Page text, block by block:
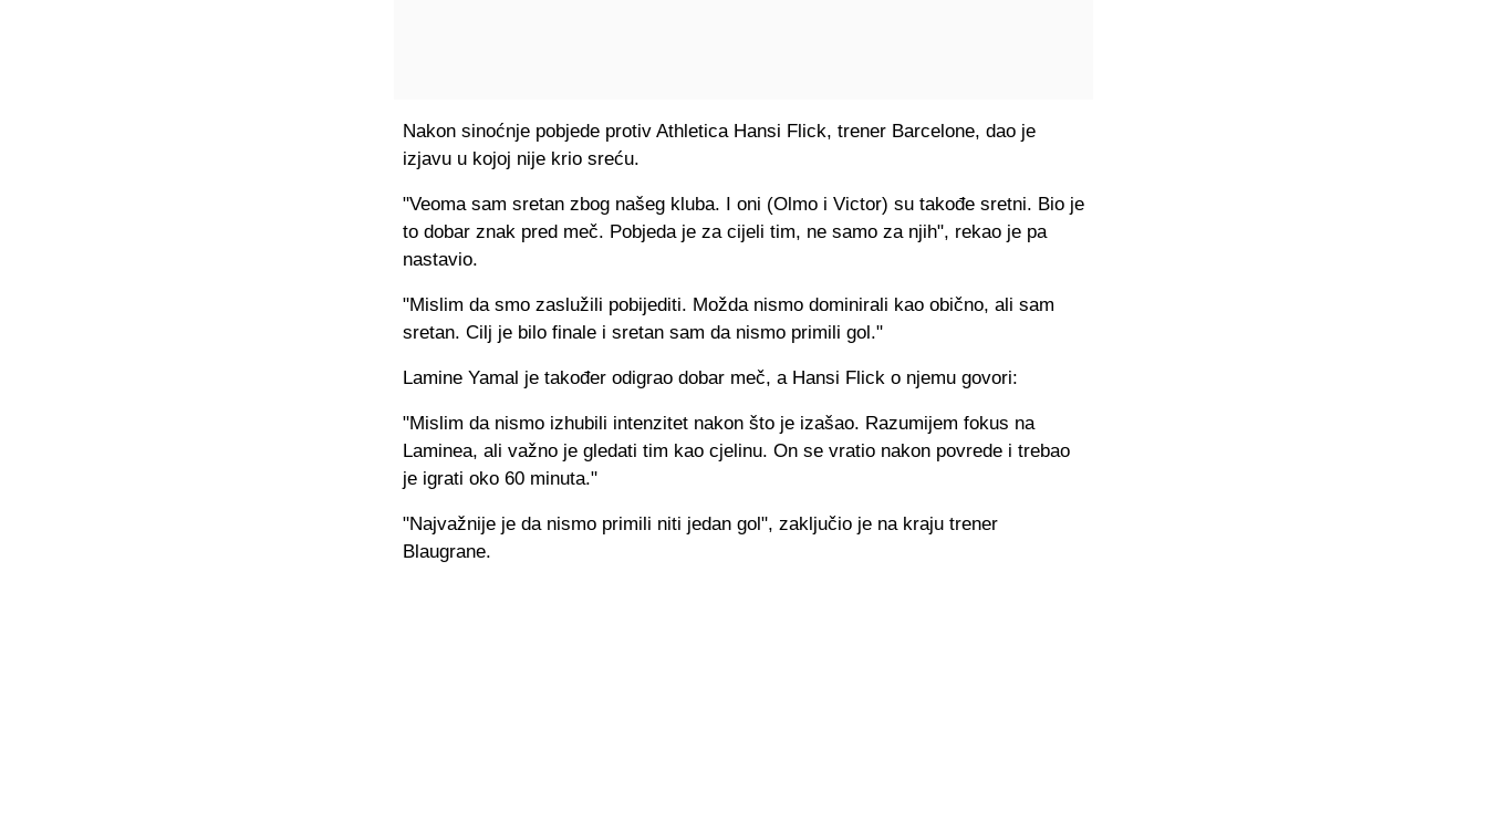
Nakon sinoćnje pobjede protiv Athletica Hansi Flick, trener Barcelone, dao je
izjavu u kojoj nije krio sreću.
"Veoma sam sretan zbog našeg kluba. I oni (Olmo i Victor) su takođe sretni. Bio je
to dobar znak pred meč. Pobjeda je za cijeli tim, ne samo za njih", rekao je pa
nastavio.
"Mislim da smo zaslužili pobijediti. Možda nismo dominirali kao obično, ali sam
sretan. Cilj je bilo finale i sretan sam da nismo primili gol."
Lamine Yamal je također odigrao dobar meč, a Hansi Flick o njemu govori:
"Mislim da nismo izhubili intenzitet nakon što je izašao. Razumijem fokus na
Laminea, ali važno je gledati tim kao cjelinu. On se vratio nakon povrede i trebao
je igrati oko 60 minuta."
"Najvažnije je da nismo primili niti jedan gol", zaključio je na kraju trener
Blaugrane.